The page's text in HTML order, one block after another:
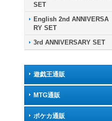
SET
English 2nd ANNIVERSA
RY SET
3rd ANNIVERSARY SET
遊戯王通販
MTG通販
ポケカ通販